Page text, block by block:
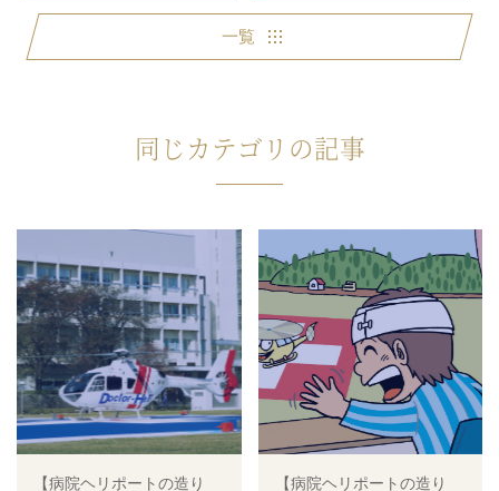
一覧
同じカテゴリの記事
【病院ヘリポートの造り
【病院ヘリポートの造り